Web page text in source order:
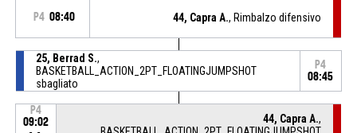
P4 08:40 44, Capra A., Rimbalzo difensivo
25, Berrad S.,
BASKETBALL_ACTION_2PT_FLOATINGJUMPSHOT
sbagliato
P4
08:45
P4
09:02
44, Capra A.,